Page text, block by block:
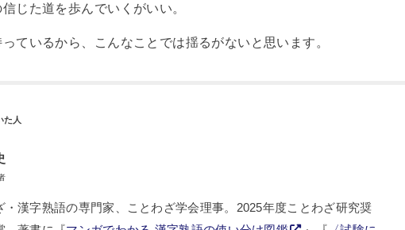
じた道を歩んでいくがいい。
ているから、こんなことでは揺るがないと思います。
・漢字熟語の専門家、ことわざ学会理事。2025年度ことわざ研究奨